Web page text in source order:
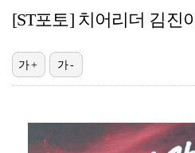
[ST포토] 치어리더 김진
가+ 가-